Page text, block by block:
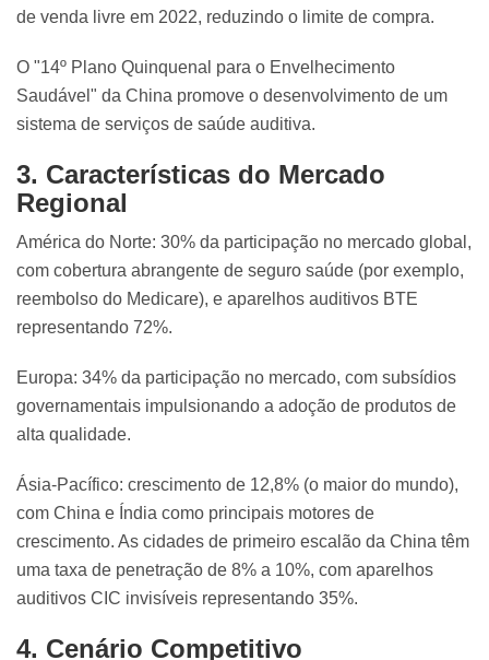
de venda livre em 2022, reduzindo o limite de compra.
O "14º Plano Quinquenal para o Envelhecimento
Saudável" da China promove o desenvolvimento de um
sistema de serviços de saúde auditiva.
3. Características do Mercado
Regional
América do Norte: 30% da participação no mercado global,
com cobertura abrangente de seguro saúde (por exemplo,
reembolso do Medicare), e aparelhos auditivos BTE
representando 72%.
Europa: 34% da participação no mercado, com subsídios
governamentais impulsionando a adoção de produtos de
alta qualidade.
Ásia-Pacífico: crescimento de 12,8% (o maior do mundo),
com China e Índia como principais motores de
crescimento. As cidades de primeiro escalão da China têm
uma taxa de penetração de 8% a 10%, com aparelhos
auditivos CIC invisíveis representando 35%.
4. Cenário Competitivo